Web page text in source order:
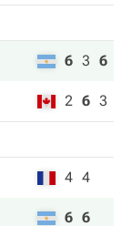
6 3 6
2 6 3
4 4
6 6